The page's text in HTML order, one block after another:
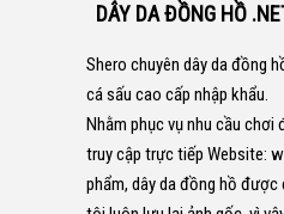
DÂY DA ĐỒNG HỒ
Shero chuyên dây da đồng
cá sấu cao cấp nhập khẩu.
Nhằm phục vụ nhu cầu chơi
truy cập trực tiếp Website:
phẩm, dây da đồng hồ được